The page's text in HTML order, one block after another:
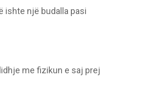
ishte një budalla pasi
me fizikun e saj prej